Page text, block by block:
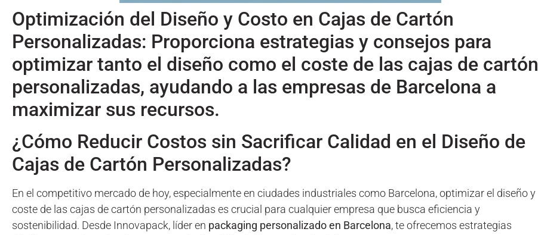
Optimización del Diseño y Costo en Cajas de Cartón
Personalizadas: Proporciona estrategias y consejos para
optimizar tanto el diseño como el coste de las cajas de cartón
personalizadas, ayudando a las empresas de Barcelona a
maximizar sus recursos.
¿Cómo Reducir Costos sin Sacrificar Calidad en el Diseño de
Cajas de Cartón Personalizadas?
En el competitivo mercado de hoy, especialmente en ciudades industriales como Barcelona, optimizar el diseño y
coste de las cajas de cartón personalizadas es crucial para cualquier empresa que busca eficiencia y
sostenibilidad. Desde Innovapack, líder en packaging personalizado en Barcelona, te ofrecemos estrategias